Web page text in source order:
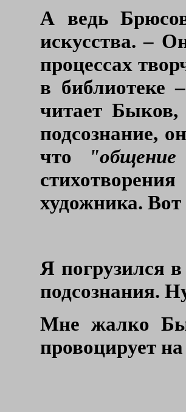
А ведь
искусства. –
процессах
в библиотеке
читает Быков,
подсознание,
что
стихотворения
художника. Вот
Я погрузился
подсознания.
Мне жалко
провоцирует